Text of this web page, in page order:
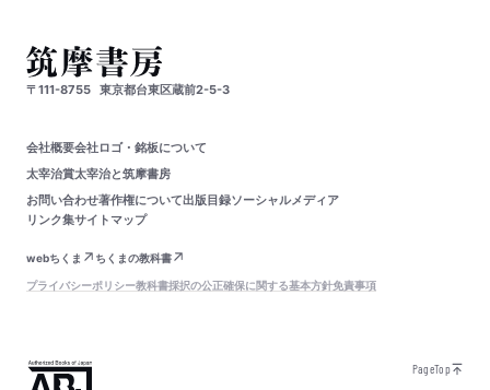
〒111-8755 東京都台東区蔵前2-5-3
会社概要会社ロゴ・銘板について
太宰治賞太宰治と筑摩書房
お問い合わせ著作権について出版目録ソーシャルメディア
リンク集サイトマップ
webちくま
ちくまの教科書
プライバシーポリシー教科書採択の公正確保に関する基本方針免責事項
PageTop